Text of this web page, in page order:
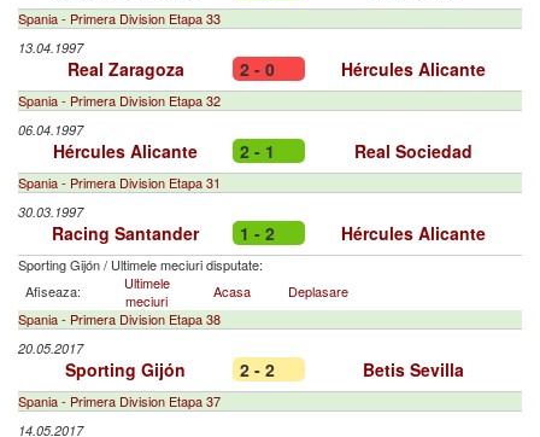
Spania - Primera Division Etapa 33
13.04.1997
Real Zaragoza 2 - 0 Hércules Alicante
Spania - Primera Division Etapa 32
06.04.1997
Hércules Alicante 2 - 1 Real Sociedad
Spania - Primera Division Etapa 31
30.03.1997
Racing Santander 1 - 2 Hércules Alicante
Sporting Gijón/ Ultimele meciuri disputate:
Afiseaza:
Ultimele
meciuri
Acasa
Deplasare
Spania - Primera Division Etapa 38
20.05.2017
Sporting Gijón 2 - 2 Betis Sevilla
Spania - Primera Division Etapa 37
14.05.2017